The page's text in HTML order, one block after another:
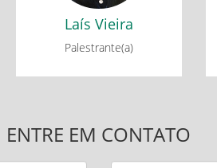
Laís Vieira
Palestrante(a)
ENTRE EM CONTATO